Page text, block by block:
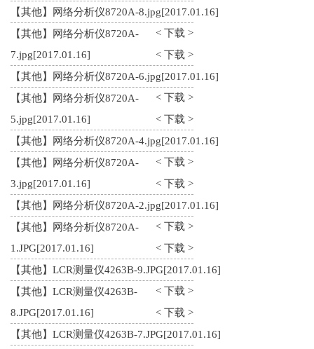
【其他】网络分析仪8720A-8.jpg[2017.01.16]
< 下载 >
【其他】网络分析仪8720A-
7.jpg[2017.01.16]
< 下载 >
【其他】网络分析仪8720A-6.jpg[2017.01.16]
< 下载 >
【其他】网络分析仪8720A-
5.jpg[2017.01.16]
< 下载 >
【其他】网络分析仪8720A-4.jpg[2017.01.16]
< 下载 >
【其他】网络分析仪8720A-
3.jpg[2017.01.16]
< 下载 >
【其他】网络分析仪8720A-2.jpg[2017.01.16]
< 下载 >
【其他】网络分析仪8720A-
1.JPG[2017.01.16]
< 下载 >
【其他】LCR测量仪4263B-9.JPG[2017.01.16]
< 下载 >
【其他】LCR测量仪4263B-
8.JPG[2017.01.16]
< 下载 >
【其他】LCR测量仪4263B-7.JPG[2017.01.16]